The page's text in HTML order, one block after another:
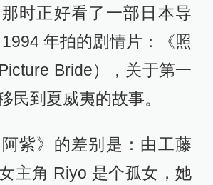
时正好看了一部日本导
年拍的剧情片：《照
Bride），关于第一
民到夏威夷的故事。
紫》的差别是：由工藤
主角 Riyo 是个孤女，她